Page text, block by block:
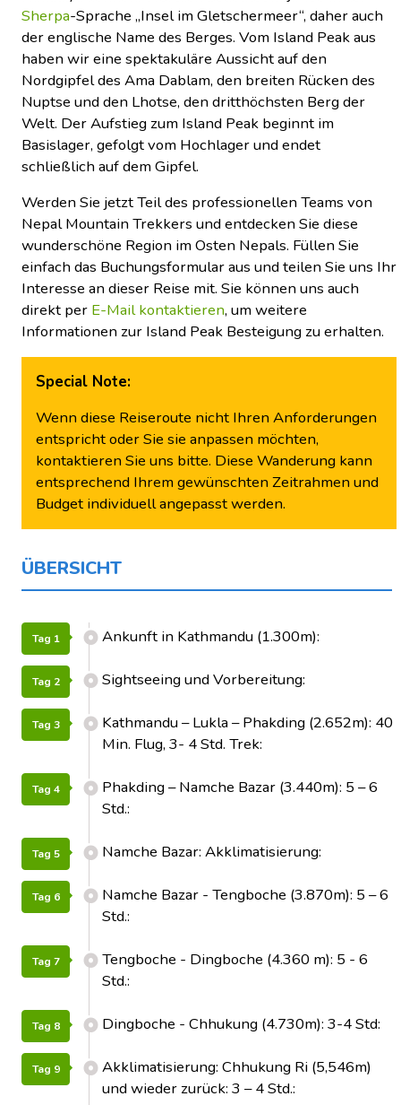
Sherpa-Sprache „Insel im Gletschermeer“, daher auch
der englische Name des Berges. Vom Island Peak aus
haben wir eine spektakuläre Aussicht auf den
Nordgipfel des Ama Dablam, den breiten Rücken des
Nuptse und den Lhotse, den dritthöchsten Berg der
Welt. Der Aufstieg zum Island Peak beginnt im
Basislager, gefolgt vom Hochlager und endet
schließlich auf dem Gipfel.
Werden Sie jetzt Teil des professionellen Teams von
Nepal Mountain Trekkers und entdecken Sie diese
wunderschöne Region im Osten Nepals. Füllen Sie
einfach das Buchungsformular aus und teilen Sie uns Ihr
Interesse an dieser Reise mit. Sie können uns auch
direkt per E-Mail kontaktieren, um weitere
Informationen zur Island Peak Besteigung zu erhalten.
Special Note:
Wenn diese Reiseroute nicht Ihren Anforderungen
entspricht oder Sie sie anpassen möchten,
kontaktieren Sie uns bitte. Diese Wanderung kann
entsprechend Ihrem gewünschten Zeitrahmen und
Budget individuell angepasst werden.
ÜBERSICHT
Tag 1 Ankunft in Kathmandu (1.300m):
Tag 2 Sightseeing und Vorbereitung:
Tag 3
Kathmandu – Lukla – Phakding (2.652m): 40
Min. Flug, 3- 4 Std. Trek:
Tag 4
Phakding – Namche Bazar (3.440m): 5 – 6
Std.:
Tag 5 Namche Bazar: Akklimatisierung:
Tag 6
Namche Bazar - Tengboche (3.870m): 5 – 6
Std.:
Tag 7
Tengboche - Dingboche (4.360 m): 5 - 6
Std.:
Tag 8 Dingboche - Chhukung (4.730m): 3-4 Std:
Tag 9
Akklimatisierung: Chhukung Ri (5,546m)
und wieder zurück: 3 – 4 Std.: